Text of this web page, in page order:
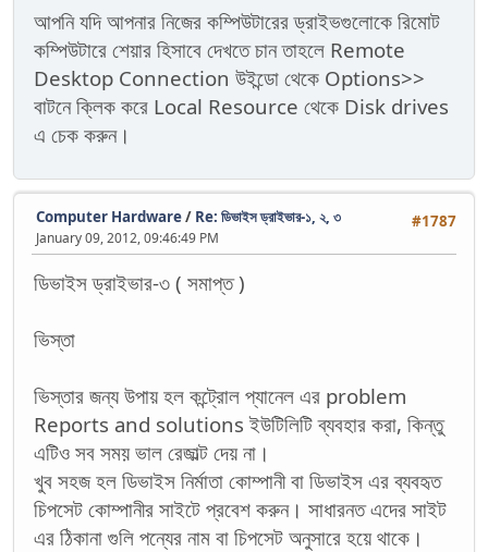
আপনি যদি আপনার নিজের কম্পিউটারের ড্রাইভগুলোকে রিমোট
কম্পিউটারে শেয়ার হিসাবে দেখতে চান তাহলে Remote
Desktop Connection উইন্ডো থেকে Options>>
বাটনে ক্লিক করে Local Resource থেকে Disk drives
এ চেক করুন।
#1787
Computer Hardware/ Re: ডিভাইস ড্রাইভার-১, ২, ৩
January 09, 2012, 09:46:49 PM
ডিভাইস ড্রাইভার-৩ ( সমাপ্ত )
ভিস্তা
ভিস্তার জন্য উপায় হল কন্ট্রোল প্যানেল এর problem
Reports and solutions ইউটিলিটি ব্যবহার করা, কিন্তু
এটিও সব সময় ভাল রেজাল্ট দেয় না।
খুব সহজ হল ডিভাইস নির্মাতা কোম্পানী বা ডিভাইস এর ব্যবহৃত
চিপসেট কোম্পানীর সাইটে প্রবেশ করুন। সাধারনত এদের সাইট
এর ঠিকানা গুলি পন্যের নাম বা চিপসেট অনুসারে হয়ে থাকে।